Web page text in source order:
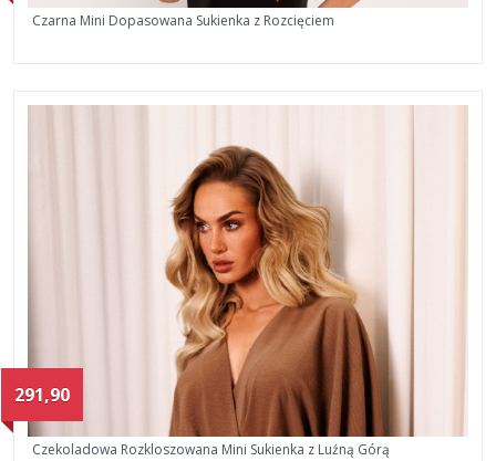
Czarna Mini Dopasowana Sukienka z Rozcięciem
291,90
Czekoladowa Rozkloszowana Mini Sukienka z Luźną Górą